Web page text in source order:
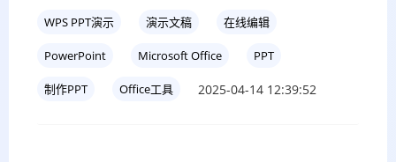
WPS PPT演示 演示文稿 在线编辑
PowerPoint Microsoft Office PPT
制作PPT Office工具 2025-04-14 12:39:52